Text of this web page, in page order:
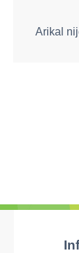
Arikal